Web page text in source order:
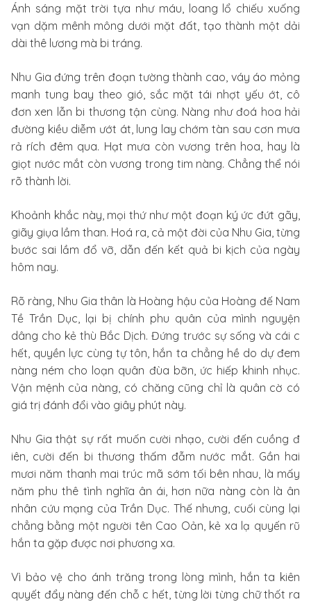
Ánh sáng mặt trời tựa như máu, loang lổ chiếu xuống
vạn dặm mênh mông dưới mặt đất, tạo thành một dải
dài thê lương mà bi tráng.
Nhu Gia đứng trên đoạn tường thành cao, váy áo mỏng
manh tung bay theo gió, sắc mặt tái nhợt yếu ớt, cô
đơn xen lẫn bi thương tận cùng. Nàng như đoá hoa hải
đường kiều diễm ướt át, lung lay chớm tàn sau cơn mưa
rả rích đêm qua. Hạt mưa còn vương trên hoa, hay là
giọt nước mắt còn vương trong tim nàng. Chẳng thể nói
rõ thành lời.
Khoảnh khắc này, mọi thứ như một đoạn ký ức đứt gãy,
giãy giụa lầm than. Hoá ra, cả một đời của Nhu Gia, từng
bước sai lầm đổ vỡ, dẫn đến kết quả bi kịch của ngày
hôm nay.
Rõ ràng, Nhu Gia thân là Hoàng hậu của Hoàng đế Nam
Tề Trần Dục, lại bị chính phu quân của mình nguyện
dâng cho kẻ thù Bắc Dịch. Đứng trước sự sống và cái c
hết, quyền lực cùng tự tôn, hắn ta chẳng hề do dự đem
nàng ném cho loạn quân đùa bỡn, ức hiếp khinh nhục.
Vận mệnh của nàng, có chăng cũng chỉ là quân cờ có
giá trị đánh đổi vào giây phút này.
Nhu Gia thật sự rất muốn cười nhạo, cười đến cuồng đ
iên, cười đến bi thương thấm đẫm nước mắt. Gần hai
mươi năm thanh mai trúc mã sớm tối bên nhau, là mấy
năm phu thê tình nghĩa ân ái, hơn nữa nàng còn là ân
nhân cứu mạng của Trần Dục. Thế nhưng, cuối cùng lại
chẳng bằng một người tên Cao Oản, kẻ xa lạ quyến rũ
hắn ta gặp được nơi phương xa.
Vì bảo vệ cho ánh trăng trong lòng mình, hắn ta kiên
quyết đẩy nàng đến chỗ c hết, từng lời từng chữ thốt ra